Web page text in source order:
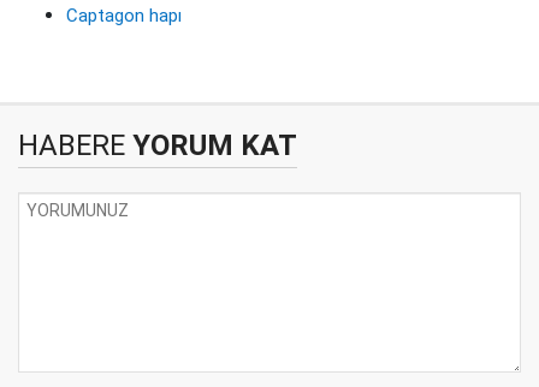
Captagon hapı
HABERE YORUM KAT